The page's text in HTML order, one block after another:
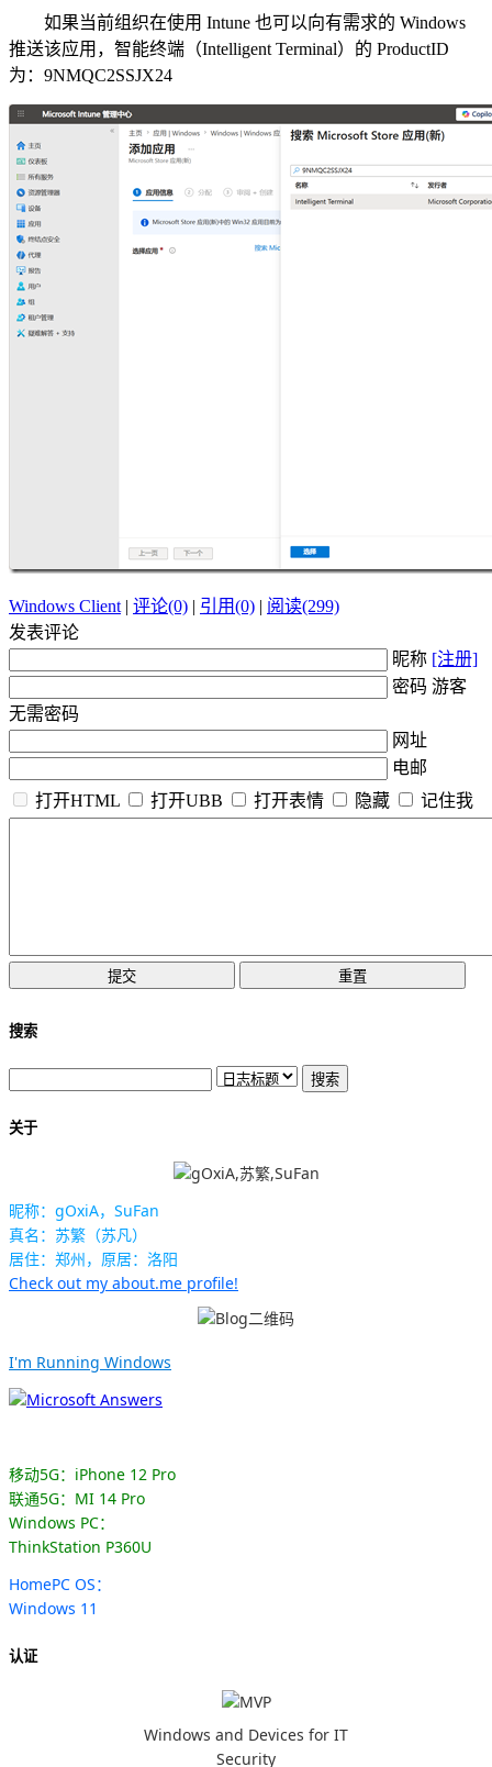
如果当前组织在使用 Intune 也可以向有需求的 Windows
推送该应用，智能终端（Intelligent Terminal）的 ProductID
为：9NMQC2SSJX24
Windows Client| 评论(0) | 引用(0) | 阅读(299)
发表评论
昵称 [注册]
密码 游客
无需密码
网址
电邮
打开HTML
打开UBB 打开表情 隐藏 记住我
搜索
关于
昵称：gOxiA，SuFan
真名：苏繁（苏凡）
居住：郑州，原居：洛阳
Check out my about.me profile!
I'm Running Windows
移动5G：iPhone 12 Pro
联通5G：MI 14 Pro
Windows PC：
ThinkStation P360U
HomePC OS：
Windows 11
认证
Windows and Devices for IT
Security